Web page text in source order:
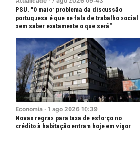
PSU. "O maior problema da discussão
portuguesa é que se fala de trabalho social
sem saber exatamente o que será"
Economia · 1 ago 2026 10:39
Novas regras para taxa de esforço no
crédito à habitação entram hoje em vigor